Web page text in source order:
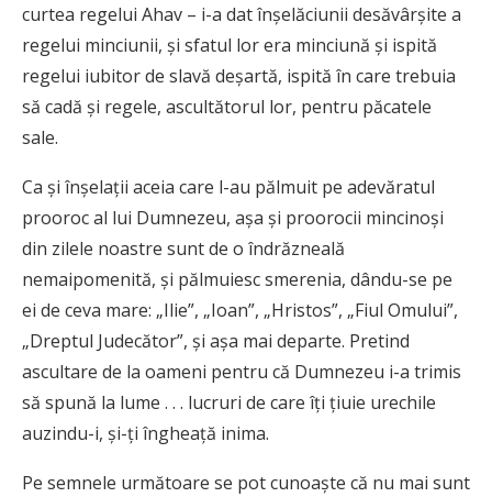
curtea regelui Ahav – i-a dat înşelăciunii desăvârşite a
regelui minciunii, şi sfatul lor era minciună şi ispită
regelui iubitor de slavă deşartă, ispită în care trebuia
să cadă şi regele, ascultătorul lor, pentru păcatele
sale.
Ca şi înşelaţii aceia care l-au pălmuit pe adevăratul
prooroc al lui Dumnezeu, aşa şi proorocii mincinoşi
din zilele noastre sunt de o îndrăzneală
nemaipomenită, şi pălmuiesc smerenia, dându-se pe
ei de ceva mare: „Ilie”, „Ioan”, „Hristos”, „Fiul Omului”,
„Dreptul Judecător”, şi aşa mai departe. Pretind
ascultare de la oameni pentru că Dumnezeu i-a trimis
să spună la lume . . . lucruri de care îţi ţiuie urechile
auzindu-i, şi-ţi îngheaţă inima.
Pe semnele următoare se pot cunoaşte că nu mai sunt